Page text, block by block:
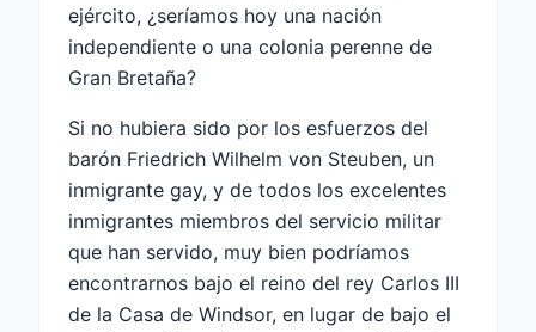
ejército, ¿seríamos hoy una nación
independiente o una colonia perenne de
Gran Bretaña?
Si no hubiera sido por los esfuerzos del
barón Friedrich Wilhelm von Steuben, un
inmigrante gay, y de todos los excelentes
inmigrantes miembros del servicio militar
que han servido, muy bien podríamos
encontrarnos bajo el reino del rey Carlos III
de la Casa de Windsor, en lugar de bajo el